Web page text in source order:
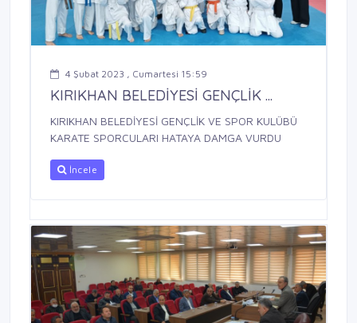
4 Şubat 2023 , Cumartesi 15:59
KIRIKHAN BELEDİYESİ GENÇLİK ...
KIRIKHAN BELEDİYESİ GENÇLİK VE SPOR KULÜBÜ
KARATE SPORCULARI HATAYA DAMGA VURDU
İncele